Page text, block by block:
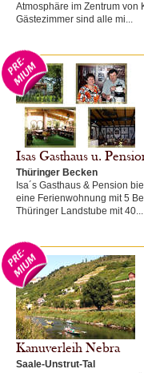
Atmosphäre im Zentrum von
Gästezimmer sind alle mi...
Isas Gasthaus u.
Thüringer Becken
Isa´s Gasthaus & Pension
eine Ferienwohnung mit 5
Thüringer Landstube mit 40...
Kanuverleih Nebra
Saale-Unstrut-Tal